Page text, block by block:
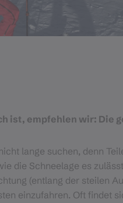
ist, empfehlen wir: Die
lange suchen, denn
die Schneelage es
(entlang der steilen
einzufahren. Oft findet